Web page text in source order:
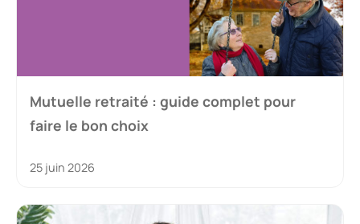
Mutuelle retraité : guide complet pour
faire le bon choix
25 juin 2026